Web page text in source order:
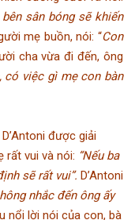
sân bóng sẽ khiến
mẹ buồn, nói: “Con
cha vừa đi đến, ông
có việc gì mẹ con bàn
được giải
rất vui và nói: “Nếu ba
sẽ rất vui”. D’Antoni
nhắc đến ông ấy
nổi lời nói của con, bà